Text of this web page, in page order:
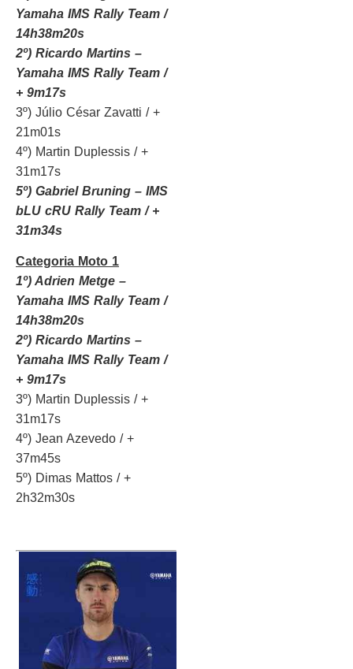
Yamaha IMS Rally Team /
14h38m20s
2º) Ricardo Martins –
Yamaha IMS Rally Team /
+ 9m17s
3º) Júlio César Zavatti / +
21m01s
4º) Martin Duplessis / +
31m17s
5º) Gabriel Bruning – IMS
bLU cRU Rally Team / +
31m34s
Categoria Moto 1
1º) Adrien Metge –
Yamaha IMS Rally Team /
14h38m20s
2º) Ricardo Martins –
Yamaha IMS Rally Team /
+ 9m17s
3º) Martin Duplessis / +
31m17s
4º) Jean Azevedo / +
37m45s
5º) Dimas Mattos / +
2h32m30s